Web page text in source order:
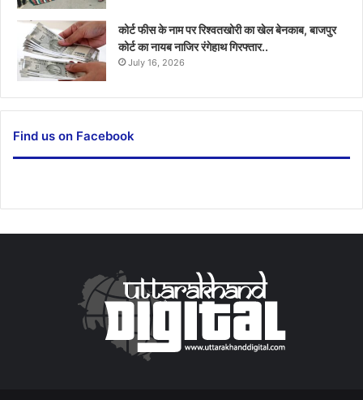
कोर्ट फीस के नाम पर रिश्वतखोरी का खेल बेनकाब, बाजपुर
कोर्ट का नायब नाजिर रंगेहाथ गिरफ्तार..
July 16, 2026
Find us on Facebook